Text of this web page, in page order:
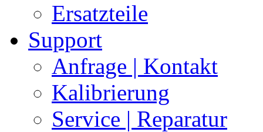
Ersatzteile
Support
Anfrage | Kontakt
Kalibrierung
Service | Reparatur